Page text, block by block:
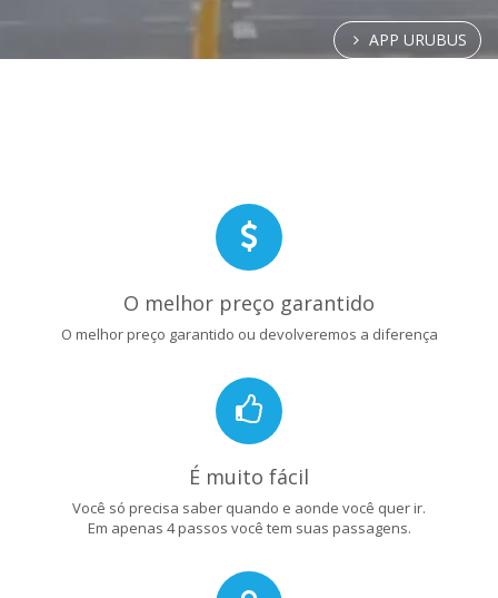
APP URUBUS
O melhor preço garantido
O melhor preço garantido ou devolveremos a diferença
É muito fácil
Você só precisa saber quando e aonde você quer ir.
Em apenas 4 passos você tem suas passagens.